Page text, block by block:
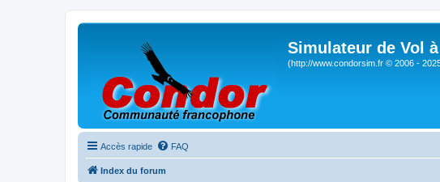
Simulateur de Vol
(http://www.condorsim.fr © 2006 -
Accès rapide FAQ
Index du forum